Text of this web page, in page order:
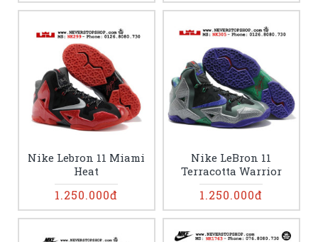
Nike Lebron 11 Miami
Heat
1.250.000đ
Nike LeBron 11
Terracotta Warrior
1.250.000đ